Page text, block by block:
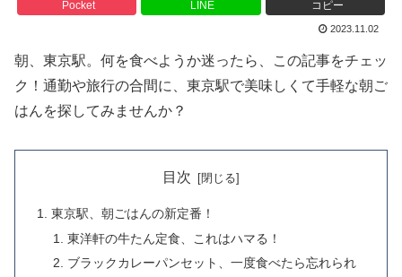
Pocket LINE コピー
2023.11.02
朝、東京駅。何を食べようか迷ったら、この記事をチェッ
ク！通勤や旅行の合間に、東京駅で美味しくて手軽な朝ご
はんを探してみませんか？
目次
東京駅、朝ごはんの新定番！
東洋軒の牛たん定食、これはハマる！
ブラックカレーパンセット、一度食べたら忘れられ